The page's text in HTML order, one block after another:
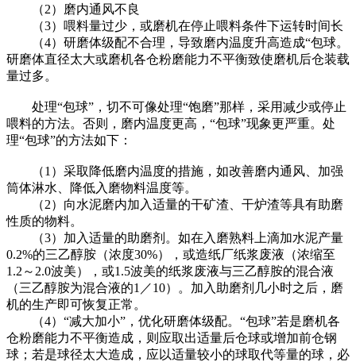
（2）磨内通风不良
（3）喂料量过少，或磨机在停止喂料条件下运转时间长
（4）研磨体级配不合理，导致磨内温度升高造成“包球。
研磨体直径太大或磨机各仓粉磨能力不平衡致使磨机后仓装载
量过多。
处理“包球”，切不可像处理“饱磨”那样，采用减少或停止
喂料的方法。否则，磨内温度更高，“包球”现象更严重。处
理“包球”的方法如下：
（1）采取降低磨内温度的措施，如改善磨内通风、加强
筒体淋水、降低入磨物料温度等。
（2）向水泥磨内加入适量的干矿渣、干炉渣等具有助磨
性质的物料。
（3）加入适量的助磨剂。如在入磨熟料上滴加水泥产量
0.2%的三乙醇胺（浓度30%），或造纸厂纸浆废液（浓缩至
1.2～2.0波美），或1.5波美的纸浆废液与三乙醇胺的混合液
（三乙醇胺为混合液的1／10）。加入助磨剂几小时之后，磨
机的生产即可恢复正常。
（4）“减大加小”，优化研磨体级配。“包球”若是磨机各
仓粉磨能力不平衡造成，则应取出适量后仓球或增加前仓钢
球；若是球径太大造成，应以适量较小的球取代等量的球，必